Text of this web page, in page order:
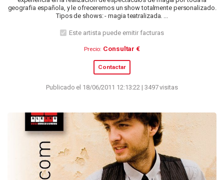
geografia española, y le ofreceremos un show totalmente personalizado.
Tipos de shows: - magia teatralizada. ...
Este artista puede emitir facturas
Precio: Consultar €
Contactar
Publicado el 18/06/2011 12:13:22 | 3497 visitas